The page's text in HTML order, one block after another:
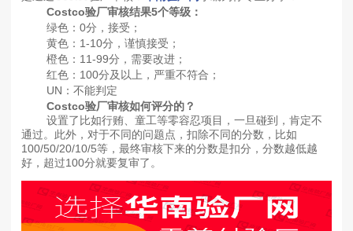
Costco验厂审核结果5个等级：
绿色：0分，接受；
黄色：1-10分，谨慎接受；
橙色：11-99分，需要改进；
红色：100分及以上，严重不符合；
UN：不能判定
Costco验厂审核如何评分的？
设置了比如行贿、童工等零容忍项目，一旦碰到，肯定不
通过。此外，对于不同的问题点，扣除不同的分数，比如
100/50/20/10/5等，最终审核下来的分数是扣分，分数越低越
好，超过100分就要复审了。